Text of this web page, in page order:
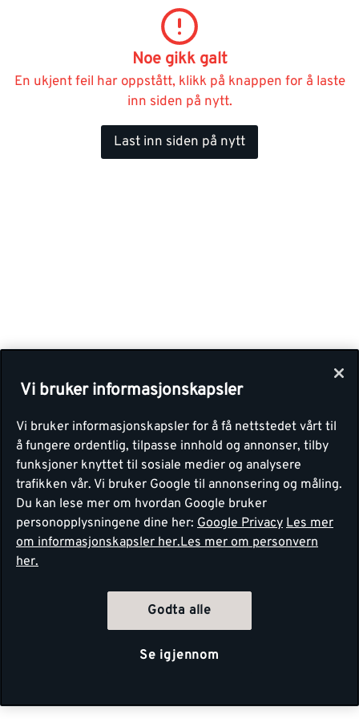
Noe gikk galt
En ukjent feil har oppstått, klikk på knappen for å laste
inn siden på nytt.
Last inn siden på nytt
Vi bruker informasjonskapsler
Vi bruker informasjonskapsler for å få nettstedet vårt til
å fungere ordentlig, tilpasse innhold og annonser, tilby
funksjoner knyttet til sosiale medier og analysere
trafikken vår. Vi bruker Google til annonsering og måling.
Du kan lese mer om hvordan Google bruker
personopplysningene dine her: Google Privacy Les mer
om informasjonskapsler her.Les mer om personvern
her.
Godta alle
Se igjennom